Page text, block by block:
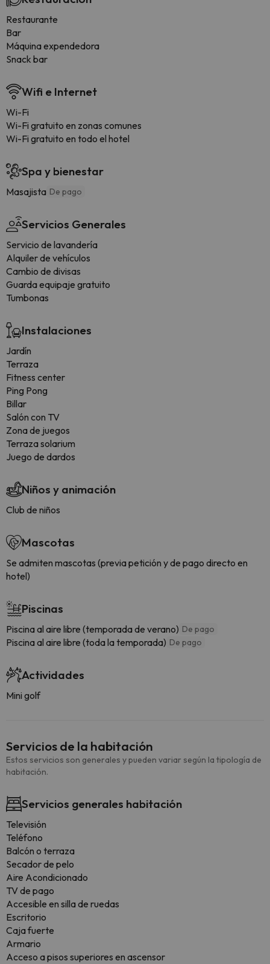
Restaurante
Bar
Máquina expendedora
Snack bar
Wifi e Internet
Wi-Fi
Wi-Fi gratuito en zonas comunes
Wi-Fi gratuito en todo el hotel
Spa y bienestar
Masajista De pago
Servicios Generales
Servicio de lavandería
Alquiler de vehículos
Cambio de divisas
Guarda equipaje gratuito
Tumbonas
Instalaciones
Jardín
Terraza
Fitness center
Ping Pong
Billar
Salón con TV
Zona de juegos
Terraza solarium
Juego de dardos
Niños y animación
Club de niños
Mascotas
Se admiten mascotas (previa petición y de pago directo en
hotel)
Piscinas
Piscina al aire libre (temporada de verano) De pago
Piscina al aire libre (toda la temporada) De pago
Actividades
Mini golf
Servicios de la habitación
Estos servicios son generales y pueden variar según la tipología de
habitación.
Servicios generales habitación
Televisión
Teléfono
Balcón o terraza
Secador de pelo
Aire Acondicionado
TV de pago
Accesible en silla de ruedas
Escritorio
Caja fuerte
Armario
Acceso a pisos superiores en ascensor